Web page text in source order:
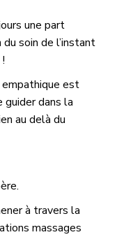
une part
soin de l’instant
empathique est
dans la
au delà du
à travers la
massages